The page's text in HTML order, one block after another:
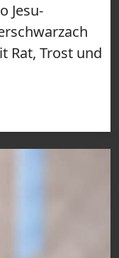
Jesu-
Rat, Trost und